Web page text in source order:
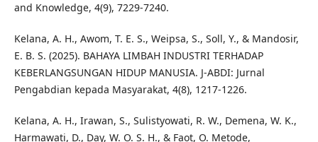
and Knowledge, 4(9), 7229-7240.
Kelana, A. H., Awom, T. E. S., Weipsa, S., Soll, Y., & Mandosir,
E. B. S. (2025). BAHAYA LIMBAH INDUSTRI TERHADAP
KEBERLANGSUNGAN HIDUP MANUSIA. J-ABDI: Jurnal
Pengabdian kepada Masyarakat, 4(8), 1217-1226.
Kelana, A. H., Irawan, S., Sulistyowati, R. W., Demena, W. K.,
Harmawati, D., Day, W. O. S. H., & Faot, O. Metode,